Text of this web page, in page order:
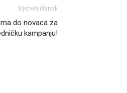
Sljedeći članak
do novaca za
kampanju!